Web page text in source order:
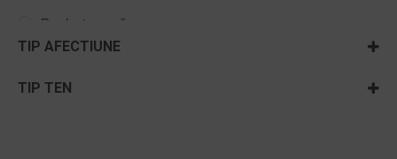
Pachete vară
Seturi esentiale cu reducere
Uleiuri regenerative si antiaging
TIP AFECTIUNE
TIP TEN